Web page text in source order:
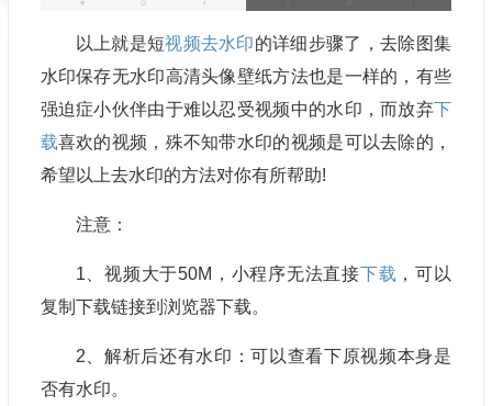
以上就是短视频去水印的详细步骤了，去除图集
水印保存无水印高清头像壁纸方法也是一样的，有些
强迫症小伙伴由于难以忍受视频中的水印，而放弃下
载喜欢的视频，殊不知带水印的视频是可以去除的，
希望以上去水印的方法对你有所帮助!
注意：
1、视频大于50M，小程序无法直接下载 ，可以
复制下载链接到浏览器下载。
2、解析后还有水印：可以查看下原视频本身是
否有水印。